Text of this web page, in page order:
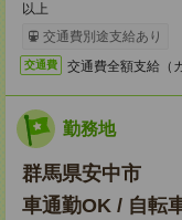
以上
交通費別途支給あり
交通費 交通費全額支給（
勤務地
群馬県安中市
車通勤OK / 自転